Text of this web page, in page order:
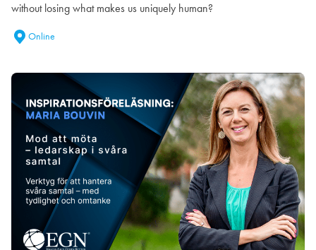
without losing what makes us uniquely human?
Online